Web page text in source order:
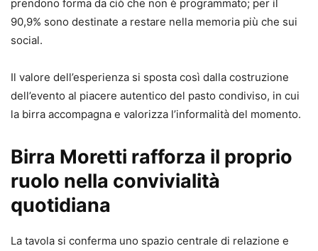
prendono forma da ciò che non è programmato; per il
90,9% sono destinate a restare nella memoria più che sui
social.
Il valore dell’esperienza si sposta così dalla costruzione
dell’evento al piacere autentico del pasto condiviso, in cui
la birra accompagna e valorizza l’informalità del momento.
Birra Moretti rafforza il proprio
ruolo nella convivialità
quotidiana
La tavola si conferma uno spazio centrale di relazione e